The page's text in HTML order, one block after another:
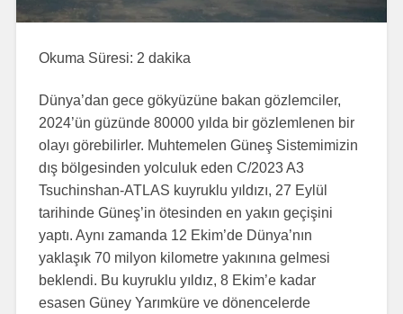
Okuma Süresi: 2 dakika
Dünya’dan gece gökyüzüne bakan gözlemciler,
2024’ün güzünde 80000 yılda bir gözlemlenen bir
olayı görebilirler. Muhtemelen Güneş Sistemimizin
dış bölgesinden yolculuk eden C/2023 A3
Tsuchinshan-ATLAS kuyruklu yıldızı, 27 Eylül
tarihinde Güneş’in ötesinden en yakın geçişini
yaptı. Aynı zamanda 12 Ekim’de Dünya’nın
yaklaşık 70 milyon kilometre yakınına gelmesi
beklendi. Bu kuyruklu yıldız, 8 Ekim’e kadar
esasen Güney Yarımküre ve dönencelerde